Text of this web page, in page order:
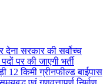
देना सरकार की सर्वोच्च
पर की जाएगी भर्ती
12 किमी ग्रीनफील्ड बाईपास